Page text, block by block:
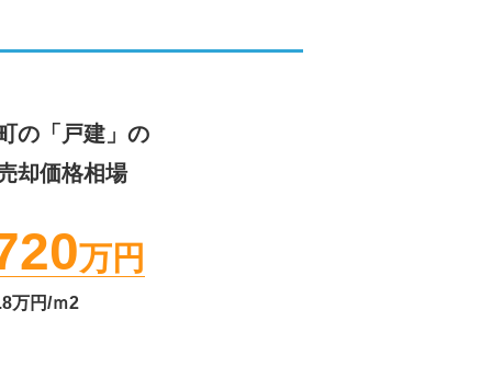
の「戸建」の
却価格相場
万円
万円/ｍ2